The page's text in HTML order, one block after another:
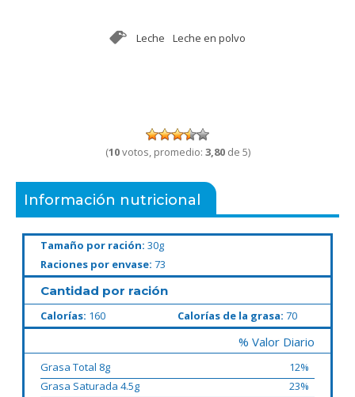
Leche Leche en polvo
(10votos, promedio: 3,80de 5)
Información nutricional
Tamaño por ración: 30g
Raciones por envase: 73
Cantidad por ración
Calorías: 160 Calorías de la grasa: 70
% Valor Diario
Grasa Total 8g
12%
Grasa Saturada 4.5g
23%